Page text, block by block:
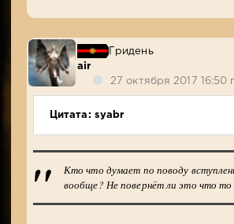
Гридень
air
27 октября 2017 16:50
Цитата: syabr
Кто что думает по поводу
вообще? Не повернёт ли это что